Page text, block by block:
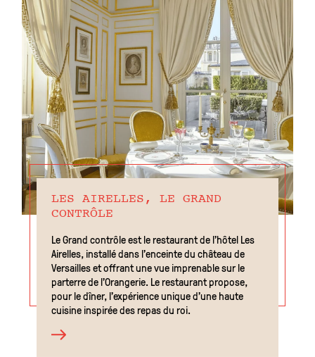
LES AIRELLES, LE GRAND
CONTRÔLE
Le Grand contrôle est le restaurant de l’hôtel Les
Airelles, installé dans l’enceinte du château de
Versailles et offrant une vue imprenable sur le
parterre de l’Orangerie. Le restaurant propose,
pour le dîner, l’expérience unique d’une haute
cuisine inspirée des repas du roi.